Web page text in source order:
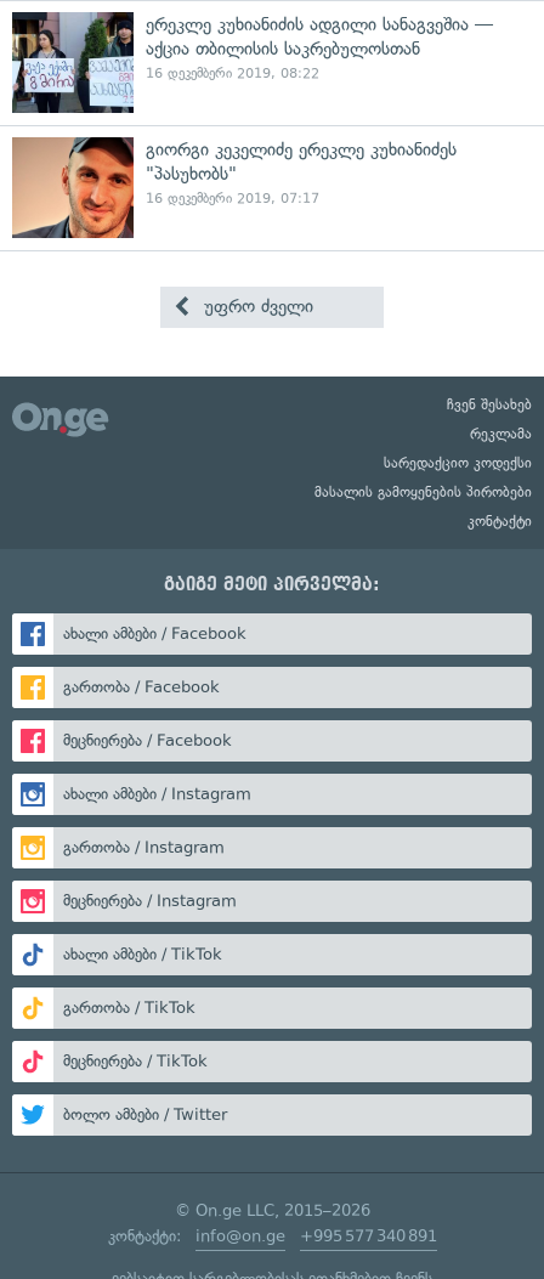
ერეკლე კუხიანიძის ადგილი სანაგვეშია —
აქცია თბილისის საკრებულოსთან
16 დეკემბერი 2019, 08:22
გიორგი კეკელიძე ერეკლე კუხიანიძეს
"პასუხობს"
16 დეკემბერი 2019, 07:17
უფრო ძველი
ჩვენ შესახებ
რეკლამა
სარედაქციო კოდექსი
მასალის გამოყენების პირობები
კონტაქტი
გაიგე მეტი პირველმა:
ახალი ამბები / Facebook
გართობა / Facebook
მეცნიერება / Facebook
ახალი ამბები / Instagram
გართობა / Instagram
მეცნიერება / Instagram
ახალი ამბები / TikTok
გართობა / TikTok
მეცნიერება / TikTok
ბოლო ამბები / Twitter
© On.ge LLC, 2015–2026
კონტაქტი: info@on.ge +995 577 340 891